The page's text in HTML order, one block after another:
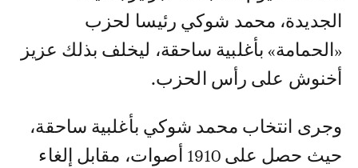
الجديدة، محمد شوكي رئيسا لحزب
«الحمامة» بأغلبية ساحقة، ليخلف بذلك عزيز
أخنوش على رأس الحزب.
وجرى انتخاب محمد شوكي بأغلبية ساحقة،
حيث حصل على 1910 أصوات، مقابل إلغاء